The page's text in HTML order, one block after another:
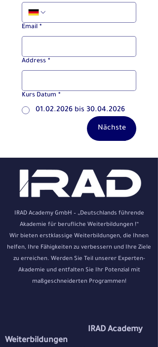
Email *
Address *
Kurs Datum *
01.02.2026 bis 30.04.2026
Nächste
IRAD Academy GmbH – „Deutschlands führende
Akademie für berufliche Weiterbildungen !“
Wir bieten erstklassige Weiterbildungen, die Ihnen
helfen, Ihre Fähigkeiten zu verbessern und Ihre Ziele
zu erreichen. Werden Sie Teil unserer Experten-
Akademie und entfalten Sie Ihr Potenzial mit
maßgeschneiderten Programmen!
Weiterbildungen
IRAD Academy